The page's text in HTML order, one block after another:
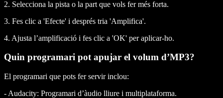
2. Selecciona la pista o la part que vols fer més forta.
3. Fes clic a 'Efecte' i després tria 'Amplifica'.
4. Ajusta l’amplificació i fes clic a 'OK' per aplicar-ho.
Quin programari pot apujar el volum d’MP3?
El programari que pots fer servir inclou:
- Audacity: Programari d’àudio lliure i multiplataforma.